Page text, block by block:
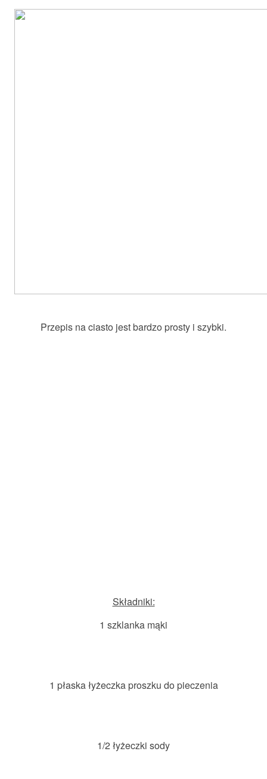
Przepis na ciasto jest bardzo prosty i szybki.
Składniki:
1 szklanka mąki
1 płaska łyżeczka proszku do pieczenia
1/2 łyżeczki sody